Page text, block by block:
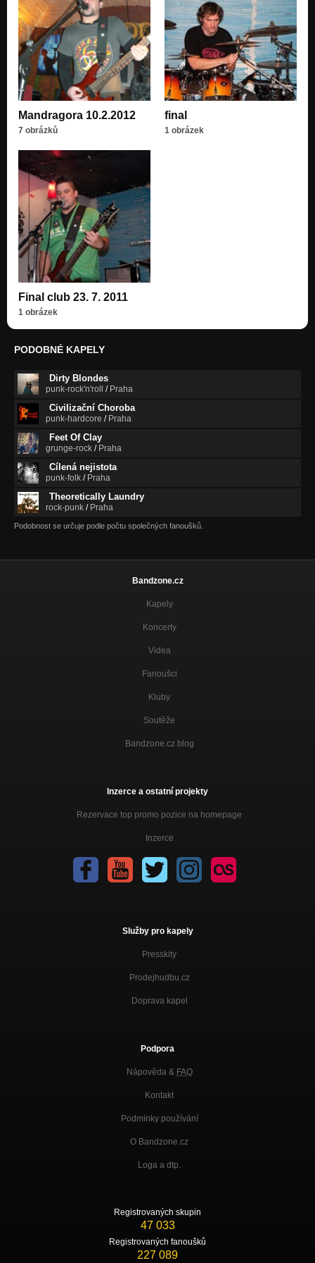
Mandragora 10.2.2012
7 obrázků
final
1 obrázek
Final club 23. 7. 2011
1 obrázek
PODOBNÉ KAPELY
Dirty Blondes
punk-rock'n'roll / Praha
Civilizační Choroba
punk-hardcore / Praha
Feet Of Clay
grunge-rock / Praha
Cílená nejistota
punk-folk / Praha
Theoretically Laundry
rock-punk / Praha
Podobnost se určuje podle počtu společných fanoušků.
Bandzone.cz
Kapely
Koncerty
Videa
Fanoušci
Kluby
Soutěže
Bandzone.cz blog
Inzerce a ostatní projekty
Rezervace top promo pozice na homepage
Inzerce
Služby pro kapely
Presskity
Prodejhudbu.cz
Doprava kapel
Podpora
Nápověda & FAQ
Kontakt
Podmínky používání
O Bandzone.cz
Loga a dtp.
Registrovaných skupin
47 033
Registrovaných fanoušků
227 089